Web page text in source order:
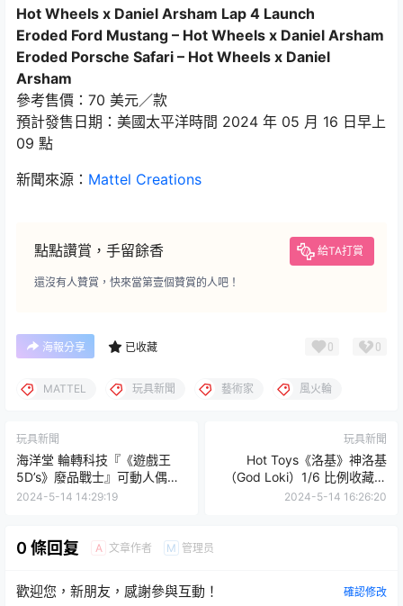
Hot Wheels x Daniel Arsham Lap 4 Launch
Eroded Ford Mustang – Hot Wheels x Daniel Arsham
Eroded Porsche Safari – Hot Wheels x Daniel
Arsham
參考售價：70 美元／款
預計發售日期：美國太平洋時間 2024 年 05 月 16 日早上
09 點
新聞來源： Mattel Creations
點點讚賞，手留餘香 給TA打賞
還沒有人贊賞，快來當第壹個贊賞的人吧！
海報分享 已收藏 0 0
MATTEL 玩具新聞 藝術家 風火輪
玩具新聞
海洋堂 輪轉科技『《遊戲王
5D’s》廢品戰士』可動人偶，
再現不動遊星愛用卡牌在決鬥
2024-5-14 14:29:19
玩具新聞
Hot Toys《洛基》神洛基
（God Loki）1/6 比例收藏級
人偶 手握多元宇宙支線、登上
2024-5-14 16:26:20
0 條回复 A 文章作者 M 管理员
歡迎您，新朋友，感謝參與互動！ 確認修改